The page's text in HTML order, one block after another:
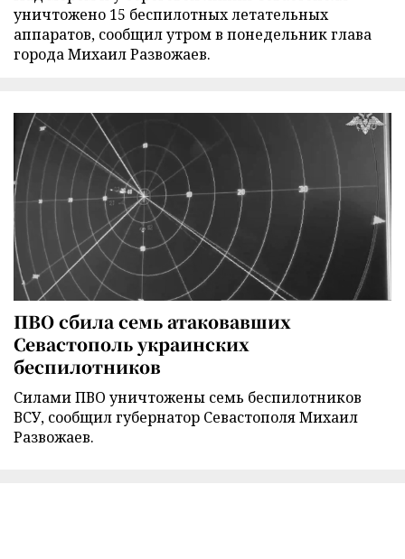
уничтожено 15 беспилотных летательных
аппаратов, сообщил утром в понедельник глава
города Михаил Развожаев.
ПВО сбила семь атаковавших
Севастополь украинских
беспилотников
Силами ПВО уничтожены семь беспилотников
ВСУ, сообщил губернатор Севастополя Михаил
Развожаев.